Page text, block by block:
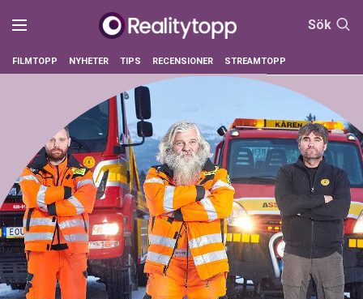
Sök
FILMTOPP NYHETER TIPS RECENSIONER STREAMTOPP